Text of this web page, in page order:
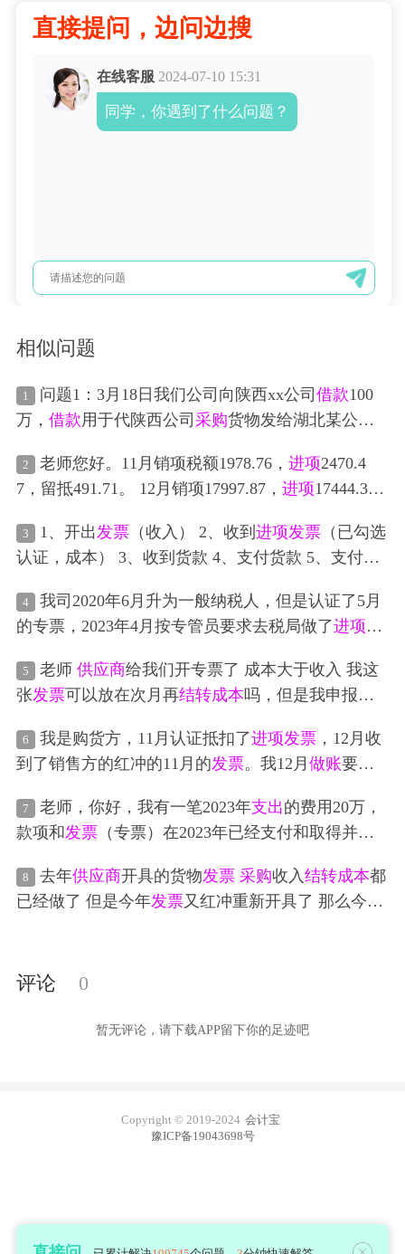
直接提问，边问边搜
在线客服 2024-07-10 15:31
同学，你遇到了什么问题？
相似问题
1 问题1：3月18日我们公司向陕西xx公司 借款100
万， 借款用于代陕西公司 采购货物发给湖北某公
款打给供应商 ，供应商给我们公司开 进项发票，我
们下月给湖北某公司开销账发票 ，其中差额的的增
值税
附加税 ， 运费 包装费由陕西公司负责，我怎
么做账 务 处理 ？ 问题2:我公司自己在山东某公司 采
购 货物直接发给湖北某公司， 供应商 给我们开
发票
，我下月给客户开 发票，运费包装物我们公司负
责，我怎么做账务处理？ 两个问题怎么写分录，怎
下面图片是问题一的支出明细
2 老师您好。11月销项税额1978.76， 进项2470.4
7，留抵491.71。 12月销项17997.87， 进项17444.3
7的 附加税。 麻烦问一下这两个月，这些业务 做账的
分录是什么？包括附加税的计提和留抵的处理
3 1、开出发票（收入） 2、收到 进项发票（已勾选
认证，成本） 3、收到货款 4、支付货款 5、支付给
加税印花税 7、个税 8、缴纳社保/公积金 9、支付工
资 10、支付贷款利息 11、银行手续费分录就是如
果发生这些业务分录 是怎么样做的
4
我司2020年6月升为一般纳税人，但是认证了5月
的专票，2023年4月按专管员要求去税局做了进项转
应商在2023年4月冲红重开了这张发票，可以重新认
证，那我的扣税分录 和认证的分录应该怎么做？
5 老师 供应商给我们开专票了 成本大于收入 我这
张发票可以放在次月再结转成本吗，但是我申报增
本 账是要申报 增值税 的
6 我是购货方，11月认证抵扣了进项发票，12月收
到了销售方的红冲的11月的发票。我12月 做账要做
呢。 11月 做账：借 主营业务收入（试剂） 应交税费
（进项 税额） 贷 应付账款结转成本：借 主营业务
成本 贷 主营业务收入（试剂） 想问我12月 做账 怎么
做个完整的
分录
7 老师，你好，我有一笔2023年支出的费用20万，
款项和发票（专票）在2023年已经支付和取得并抵
红冲掉2023年已经开具的专票20万，也重新开具了1
0万的费用发票（专票）给我，请问，这笔的费用在
8 去年供应商开具的货物发票 采购收入 结转成本都
已经做了 但是今年发票又红冲重新开具了 那么今年
评论 0
暂无评论，请下载APP留下你的足迹吧
Copyright © 2019-2024 会计宝
豫ICP备19043698号